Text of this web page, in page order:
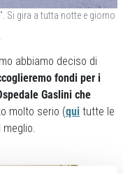
Si gira a tutta notte e giorno
abbiamo deciso di
fondi per i
Gaslini che
molto serio (qui tutte le